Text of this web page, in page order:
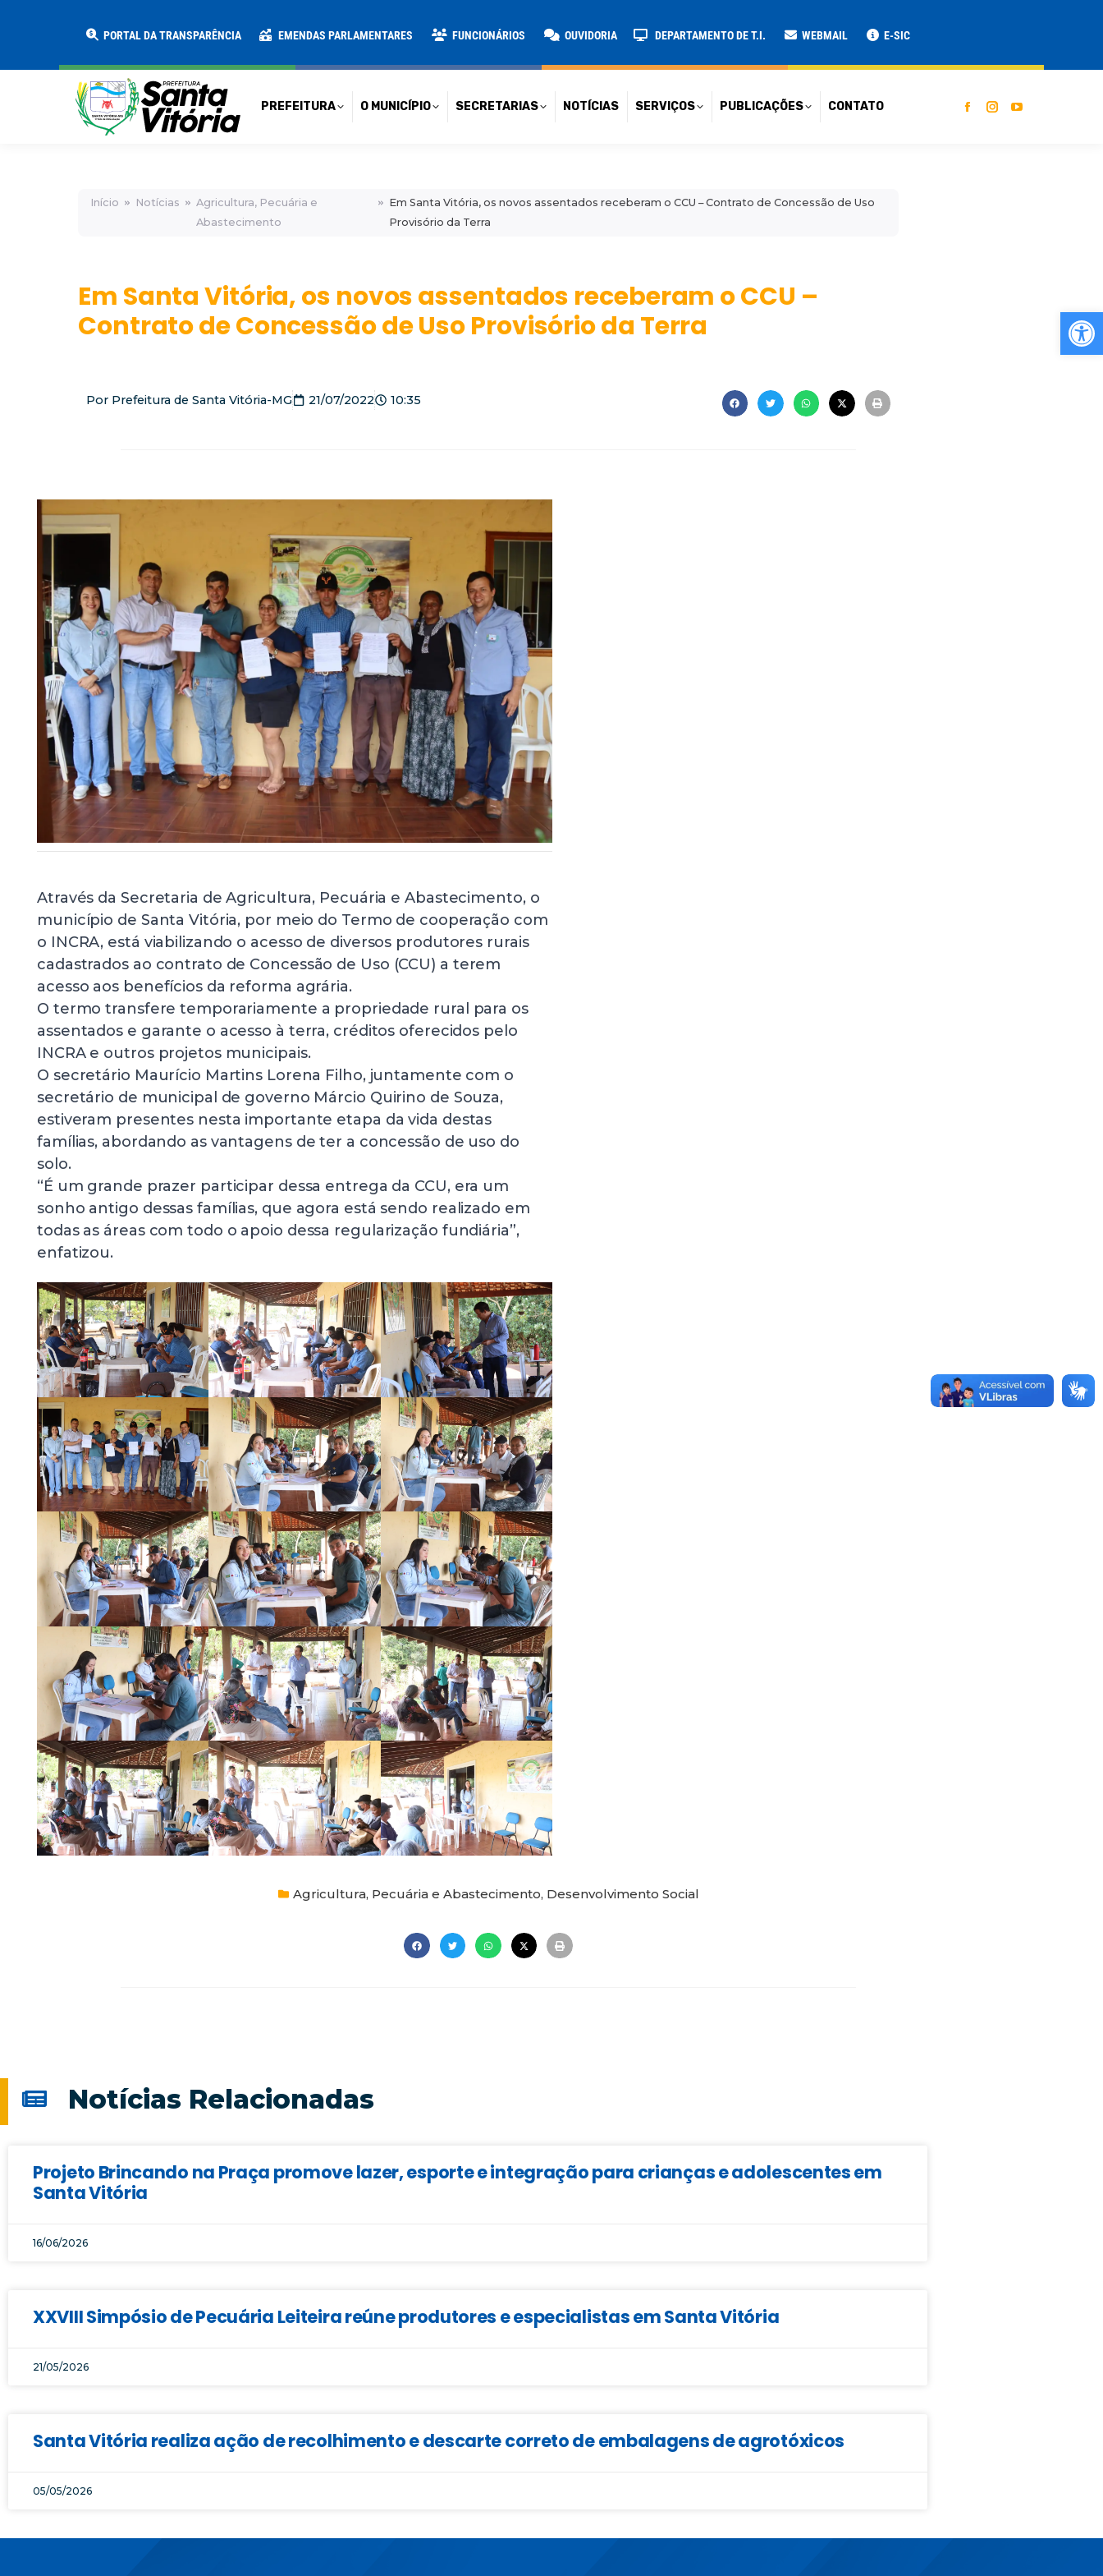
PORTAL DA TRANSPARÊNCIA EMENDAS PARLAMENTARES FUNCIONÁRIOS OUVIDORIA DEPARTAMENTO DE T.I. WEBMAIL E-SIC
PREFEITURA O MUNICÍPIO SECRETARIAS NOTÍCIAS SERVIÇOS PUBLICAÇÕES CONTATO
Início Notícias
Agricultura, Pecuária e
Abastecimento
Em Santa Vitória, os novos assentados receberam o CCU – Contrato de Concessão de Uso
Provisório da Terra
Em Santa Vitória, os novos assentados receberam o CCU –
Contrato de Concessão de Uso Provisório da Terra
Por Prefeitura de Santa Vitória-MG 21/07/2022 10:35
Através da Secretaria de Agricultura, Pecuária e Abastecimento, o
município de Santa Vitória, por meio do Termo de cooperação com
o INCRA, está viabilizando o acesso de diversos produtores rurais
cadastrados ao contrato de Concessão de Uso (CCU) a terem
acesso aos benefícios da reforma agrária.
O termo transfere temporariamente a propriedade rural para os
assentados e garante o acesso à terra, créditos oferecidos pelo
INCRA e outros projetos municipais.
O secretário Maurício Martins Lorena Filho, juntamente com o
secretário de municipal de governo Márcio Quirino de Souza,
estiveram presentes nesta importante etapa da vida destas
famílias, abordando as vantagens de ter a concessão de uso do
solo.
“É um grande prazer participar dessa entrega da CCU, era um
sonho antigo dessas famílias, que agora está sendo realizado em
todas as áreas com todo o apoio dessa regularização fundiária”,
enfatizou.
Agricultura, Pecuária e Abastecimento, Desenvolvimento Social
Notícias Relacionadas
Projeto Brincando na Praça promove lazer, esporte e integração para crianças e adolescentes em
Santa Vitória
16/06/2026
XXVIII Simpósio de Pecuária Leiteira reúne produtores e especialistas em Santa Vitória
21/05/2026
Santa Vitória realiza ação de recolhimento e descarte correto de embalagens de agrotóxicos
05/05/2026